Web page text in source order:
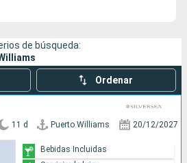
de búsqueda:
Ordenar
11 d Puerto Williams 20/12/2027
Bebidas Incluidas